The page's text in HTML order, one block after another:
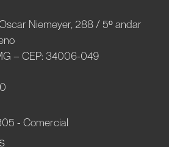
Niemeyer, 288 / 5º andar
– CEP: 34006-049
- Comercial